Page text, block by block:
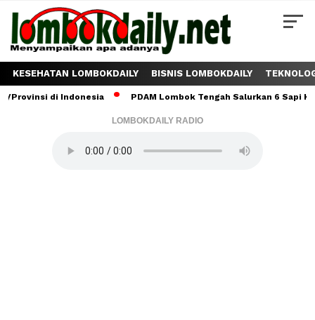
KESEHATAN LOMBOKDAILY BISNIS LOMBOKDAILY
di Indonesia PDAM Lombok Tengah Salurkan 6 Sapi Kurban
LOMBOKDAILY RADIO